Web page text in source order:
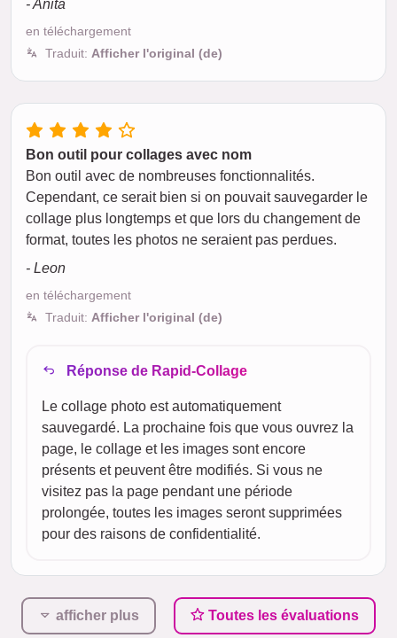
- Anita
en téléchargement
Traduit: Afficher l'original (de)
Bon outil pour collages avec nom
Bon outil avec de nombreuses fonctionnalités.
Cependant, ce serait bien si on pouvait sauvegarder le
collage plus longtemps et que lors du changement de
format, toutes les photos ne seraient pas perdues.
- Leon
en téléchargement
Traduit: Afficher l'original (de)
Réponse de Rapid-Collage
Le collage photo est automatiquement
sauvegardé. La prochaine fois que vous ouvrez la
page, le collage et les images sont encore
présents et peuvent être modifiés. Si vous ne
visitez pas la page pendant une période
prolongée, toutes les images seront supprimées
pour des raisons de confidentialité.
afficher plus Toutes les évaluations